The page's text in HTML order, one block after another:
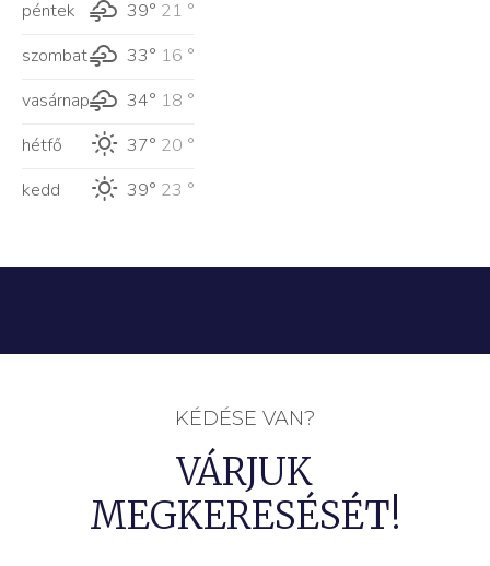
péntek 39° 21 °
szombat
33° 16 °
vasárnap
34° 18 °
hétfő
37° 20 °
kedd
39° 23 °
KÉDÉSE VAN?
VÁRJUK
MEGKERESÉSÉT!